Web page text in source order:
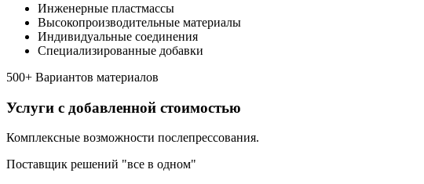
Инженерные пластмассы
Высокопроизводительные материалы
Индивидуальные соединения
Специализированные добавки
500+ Вариантов материалов
Услуги с добавленной стоимостью
Комплексные возможности послепрессования.
Поставщик решений "все в одном"